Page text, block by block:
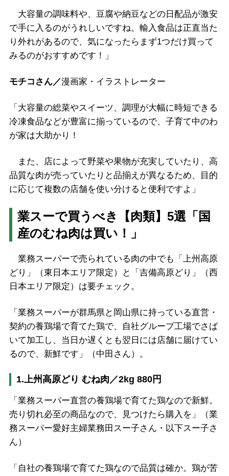
大容量の調味料や、豆腐や納豆などの日配品が激安
で手に入るのがうれしいですね。輸入食品は正直当た
り外れがあるので、気になったらまず1つだけ買って
みるのがおすすめです！」
モチコさん／漫画家・イラストレーター
「大容量の総菜やスイーツ、調理が大幅に時短できる
冷凍食品などが豊富に揃っているので、子育て中のわ
が家は大助かり！
また、店によって野菜や果物が充実していたり、高
品質な肉が売っていたりと品揃えが異なるため、目的
に応じて複数の店舗を使い分けると便利ですよ」
業スーで買うべき【肉類】5選「国
産のむね肉は買い！」
業務スーパーで売られている肉の中でも「上州高原
どり」（東日本エリア限定）と「吉備高原どり」（西
日本エリア限定）は要チェック。
「業務スーパーが群馬県と岡山県に持っている直営・
契約の養鶏場で育てた鶏で、自社グループ工場でさば
いて加工し、当日か遅くとも翌日には店舗に届けてい
るので、新鮮です」（中田さん）。
1.上州高原どり むね肉／2kg 880円
「業務スーパー直営の養鶏場で育てた鶏なので新鮮。
売り切れ必至の商品なので、見つけたら購入を」（業
務スーパー愛好主婦業務田スー子さん・以下スー子さ
ん）
「自社の養鶏場で育てた鶏なので品質は確か。鶏が苦